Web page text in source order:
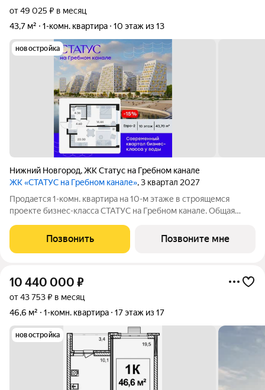
от 49 025 ₽ в месяц
43,7 м²
1-комн. квартира 10 этаж из 13
новостройка
Нижний Новгород,ЖК Статус на Гребном канале
ЖК «СТАТУС на Гребном канале», 3 квартал 2027
Продается 1-комн. квартира на 10-м этаже в строящемся
проекте бизнес-класса СТАТУС на Гребном канале. Общая
отведено под жилую и 20,30 кв. м под кухонную зону. Номер
квартиры - 453.
Позвонить Позвоните мне
10 440 000 ₽
от 43 753 ₽ в месяц
46,6 м²
1-комн. квартира 17 этаж из 17
новостройка